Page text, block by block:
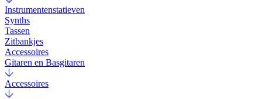
Instrumentenstatieven
Synths
Tassen
Zitbankjes
Accessoires
Gitaren en Basgitaren
Accessoires